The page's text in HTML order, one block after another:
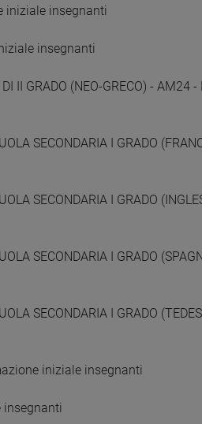
iniziale insegnanti
insegnanti
II GRADO (NEO-GRECO) -
SECONDARIA I GRADO
SECONDARIA I GRADO
SECONDARIA I GRADO
SECONDARIA I GRADO
iniziale insegnanti
insegnanti